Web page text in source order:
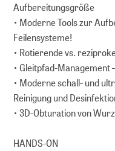
Aufbereitungsgröße
• Moderne Tools zur
Feilensysteme!
• Rotierende vs.
• Gleitpfad-Management
• Moderne schall- und
Reinigung und
• 3D-Obturation von
HANDS-ON